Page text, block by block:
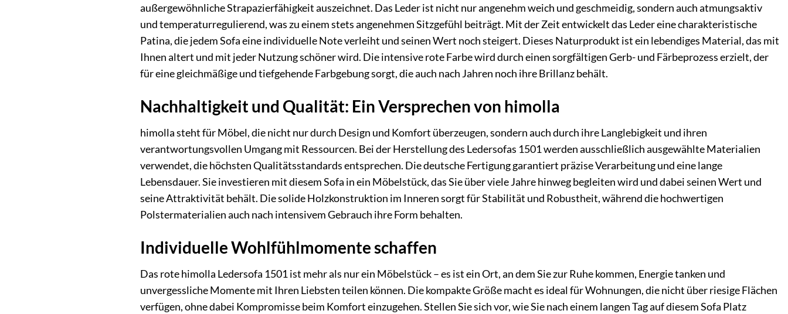
außergewöhnliche Strapazierfähigkeit auszeichnet. Das Leder ist nicht nur angenehm weich und geschmeidig, sondern auch atmungsaktiv
und temperaturregulierend, was zu einem stets angenehmen Sitzgefühl beiträgt. Mit der Zeit entwickelt das Leder eine charakteristische
Patina, die jedem Sofa eine individuelle Note verleiht und seinen Wert noch steigert. Dieses Naturprodukt ist ein lebendiges Material, das mit
Ihnen altert und mit jeder Nutzung schöner wird. Die intensive rote Farbe wird durch einen sorgfältigen Gerb- und Färbeprozess erzielt, der
für eine gleichmäßige und tiefgehende Farbgebung sorgt, die auch nach Jahren noch ihre Brillanz behält.
Nachhaltigkeit und Qualität: Ein Versprechen von himolla
himolla steht für Möbel, die nicht nur durch Design und Komfort überzeugen, sondern auch durch ihre Langlebigkeit und ihren
verantwortungsvollen Umgang mit Ressourcen. Bei der Herstellung des Ledersofas 1501 werden ausschließlich ausgewählte Materialien
verwendet, die höchsten Qualitätsstandards entsprechen. Die deutsche Fertigung garantiert präzise Verarbeitung und eine lange
Lebensdauer. Sie investieren mit diesem Sofa in ein Möbelstück, das Sie über viele Jahre hinweg begleiten wird und dabei seinen Wert und
seine Attraktivität behält. Die solide Holzkonstruktion im Inneren sorgt für Stabilität und Robustheit, während die hochwertigen
Polstermaterialien auch nach intensivem Gebrauch ihre Form behalten.
Individuelle Wohlfühlmomente schaffen
Das rote himolla Ledersofa 1501 ist mehr als nur ein Möbelstück – es ist ein Ort, an dem Sie zur Ruhe kommen, Energie tanken und
unvergessliche Momente mit Ihren Liebsten teilen können. Die kompakte Größe macht es ideal für Wohnungen, die nicht über riesige Flächen
verfügen, ohne dabei Kompromisse beim Komfort einzugehen. Stellen Sie sich vor, wie Sie nach einem langen Tag auf diesem Sofa Platz